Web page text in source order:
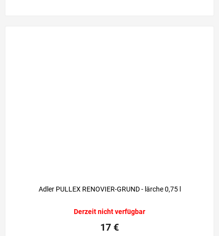
Adler PULLEX RENOVIER-GRUND - lärche 0,75 l
Derzeit nicht verfügbar
17 €